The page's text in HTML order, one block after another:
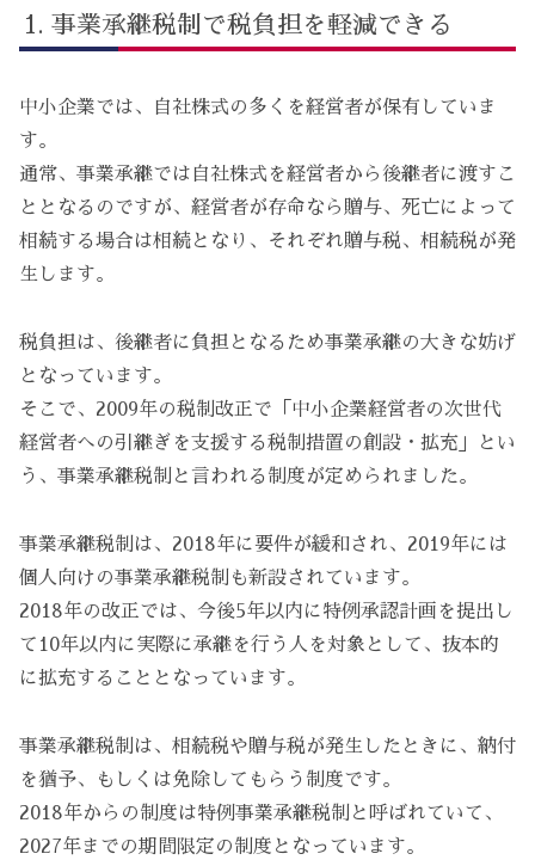
事業承継税制で税負担を軽減できる
中小企業では、自社株式の多くを経営者が保有していま
す。
通常、事業承継では自社株式を経営者から後継者に渡すこ
ととなるのですが、経営者が存命なら贈与、死亡によって
相続する場合は相続となり、それぞれ贈与税、相続税が発
生します。
税負担は、後継者に負担となるため事業承継の大きな妨げ
となっています。
そこで、2009年の税制改正で「中小企業経営者の次世代
経営者への引継ぎを支援する税制措置の創設・拡充」とい
う、事業承継税制と言われる制度が定められました。
事業承継税制は、2018年に要件が緩和され、2019年には
個人向けの事業承継税制も新設されています。
2018年の改正では、今後5年以内に特例承認計画を提出し
て10年以内に実際に承継を行う人を対象として、抜本的
に拡充することとなっています。
事業承継税制は、相続税や贈与税が発生したときに、納付
を猶予、もしくは免除してもらう制度です。
2018年からの制度は特例事業承継税制と呼ばれていて、
2027年までの期間限定の制度となっています。